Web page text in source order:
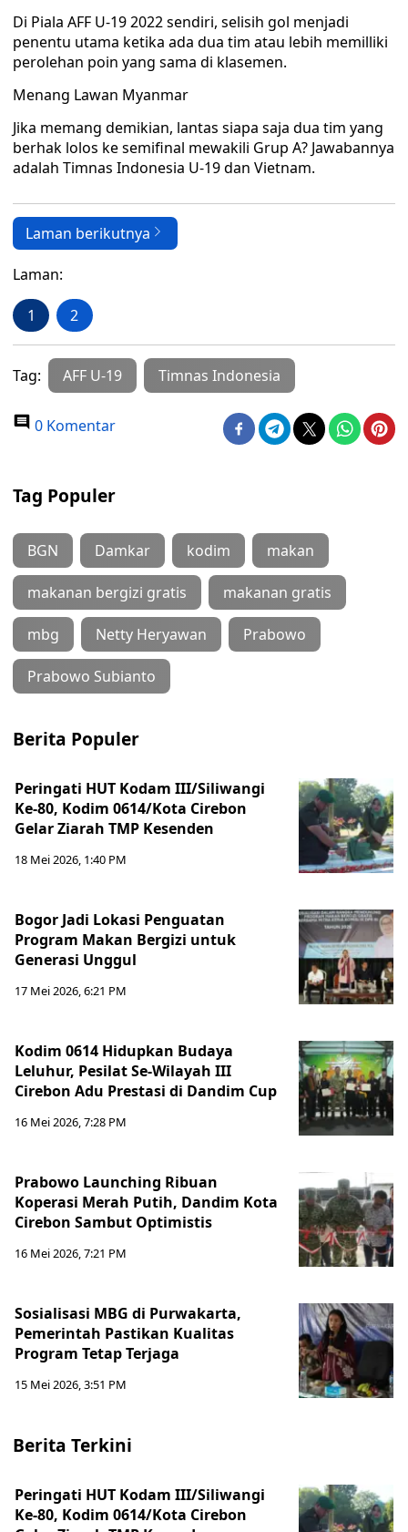
Di Piala AFF U-19 2022 sendiri, selisih gol menjadi
penentu utama ketika ada dua tim atau lebih memilliki
perolehan poin yang sama di klasemen.
Menang Lawan Myanmar
Jika memang demikian, lantas siapa saja dua tim yang
berhak lolos ke semifinal mewakili Grup A? Jawabannya
adalah Timnas Indonesia U-19 dan Vietnam.
Laman berikutnya
Laman:
1 2
Tag: AFF U-19 Timnas Indonesia
0 Komentar
Tag Populer
BGN Damkar kodim makan
makanan bergizi gratis makanan gratis
mbg Netty Heryawan Prabowo
Prabowo Subianto
Berita Populer
Peringati HUT Kodam III/Siliwangi
Ke-80, Kodim 0614/Kota Cirebon
Gelar Ziarah TMP Kesenden
18 Mei 2026, 1:40 PM
Bogor Jadi Lokasi Penguatan
Program Makan Bergizi untuk
Generasi Unggul
17 Mei 2026, 6:21 PM
Kodim 0614 Hidupkan Budaya
Leluhur, Pesilat Se-Wilayah III
Cirebon Adu Prestasi di Dandim Cup
16 Mei 2026, 7:28 PM
Prabowo Launching Ribuan
Koperasi Merah Putih, Dandim Kota
Cirebon Sambut Optimistis
16 Mei 2026, 7:21 PM
Sosialisasi MBG di Purwakarta,
Pemerintah Pastikan Kualitas
Program Tetap Terjaga
15 Mei 2026, 3:51 PM
Berita Terkini
Peringati HUT Kodam III/Siliwangi
Ke-80, Kodim 0614/Kota Cirebon